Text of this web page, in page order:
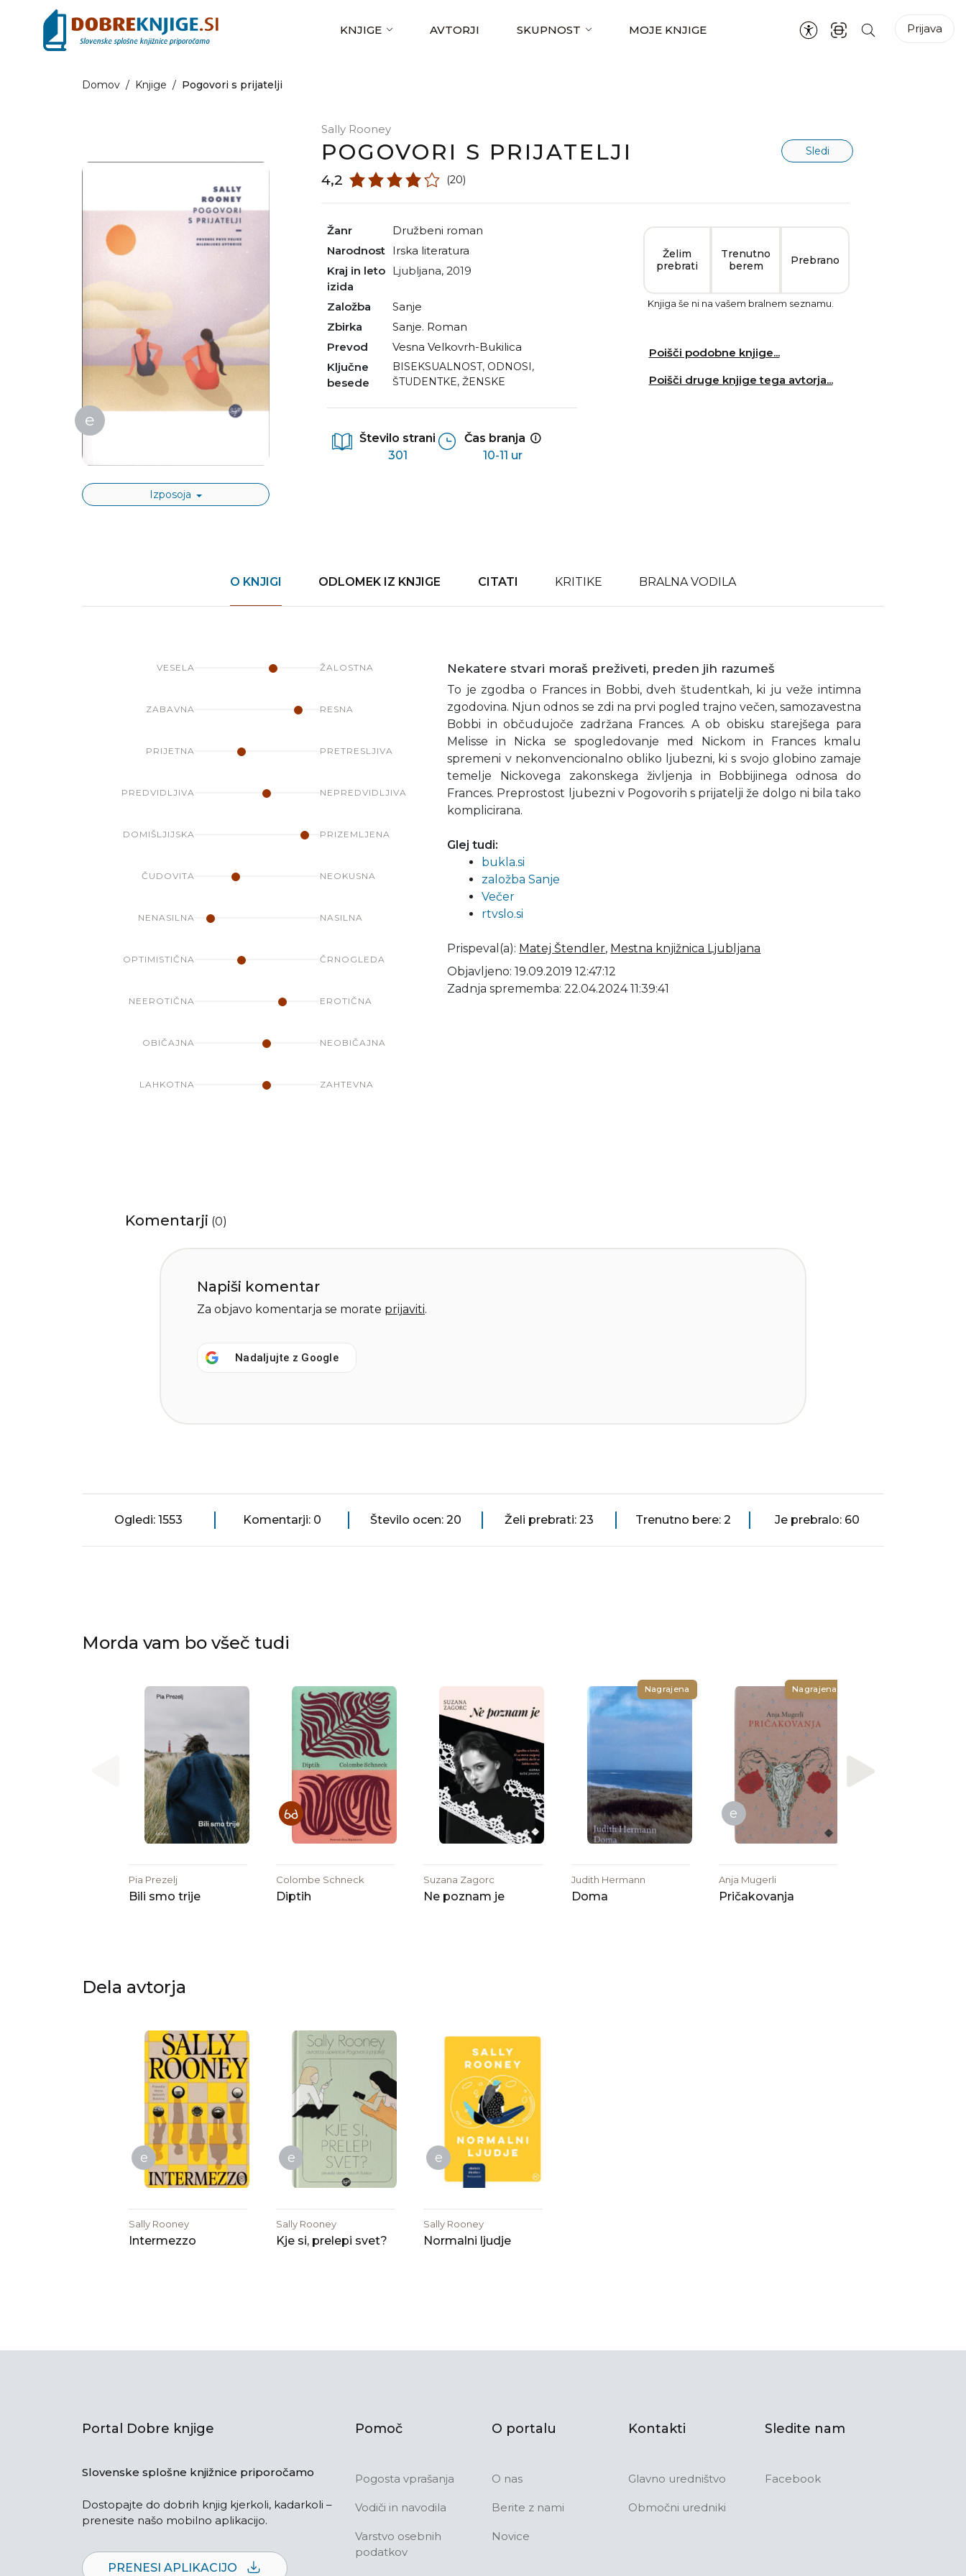
KNJIGE AVTORJI SKUPNOST MOJE KNJIGE Prijava
Domov / Knjige / Pogovori s prijatelji
e
Izposoja
Sally Rooney
POGOVORI S PRIJATELJI Sledi
4,2 (20)
Žanr
družbeni roman
Narodnost
irska literatura
Kraj in leto
izida
Ljubljana, 2019
Založba
Sanje
Zbirka
Sanje. Roman
Prevod
Vesna Velkovrh-Bukilica
Ključne
besede
BISEKSUALNOST, ODNOSI,
ŠTUDENTKE, ŽENSKE
Število strani
301
Čas branja
10-11 ur
Želim
prebrati
Trenutno
berem
Prebrano
Knjiga še ni na vašem bralnem seznamu.
Poišči podobne knjige...
Poišči druge knjige tega avtorja...
O KNJIGI ODLOMEK IZ KNJIGE CITATI KRITIKE BRALNA VODILA
VESELA ŽALOSTNA
ZABAVNA RESNA
PRIJETNA PRETRESLJIVA
PREDVIDLJIVA NEPREDVIDLJIVA
DOMIŠLJIJSKA PRIZEMLJENA
ČUDOVITA NEOKUSNA
NENASILNA NASILNA
OPTIMISTIČNA ČRNOGLEDA
NEEROTIČNA EROTIČNA
OBIČAJNA NEOBIČAJNA
LAHKOTNA ZAHTEVNA
Nekatere stvari moraš preživeti, preden jih razumeš
To je zgodba o Frances in Bobbi, dveh študentkah, ki ju veže intimna
zgodovina. Njun odnos se zdi na prvi pogled trajno večen, samozavestna
Bobbi in občudujoče zadržana Frances. A ob obisku starejšega para
Melisse in Nicka se spogledovanje med Nickom in Frances kmalu
spremeni v nekonvencionalno obliko ljubezni, ki s svojo globino zamaje
temelje Nickovega zakonskega življenja in Bobbijinega odnosa do
Frances. Preprostost ljubezni v Pogovorih s prijatelji že dolgo ni bila tako
komplicirana.
Glej tudi:
bukla.si
založba Sanje
Večer
rtvslo.si
Prispeval(a): Matej Štendler, Mestna knjižnica Ljubljana
Objavljeno: 19.09.2019 12:47:12
Zadnja sprememba: 22.04.2024 11:39:41
Komentarji (0)
Napiši komentar
Za objavo komentarja se morate prijaviti.
Nadaljujte z Google
Ogledi: 1553 Komentarji: 0 Število ocen: 20 Želi prebrati: 23 Trenutno bere: 2 Je prebralo: 60
Morda vam bo všeč tudi
Pia Prezelj
Bili smo trije
Colombe Schneck
Diptih
Suzana Zagorc
Ne poznam je
Nagrajena
Judith Hermann
Doma
Nagrajena
e
Anja Mugerli
Pričakovanja
pot
Dela avtorja
e
Sally Rooney
Intermezzo
e
Sally Rooney
Kje si, prelepi svet?
e
Sally Rooney
Normalni ljudje
Portal Dobre knjige
Slovenske splošne knjižnice priporočamo
Dostopajte do dobrih knjig kjerkoli, kadarkoli –
prenesite našo mobilno aplikacijo.
PRENESI APLIKACIJO
Pomoč
Pogosta vprašanja
Vodiči in navodila
Varstvo osebnih
podatkov
O portalu
O nas
Berite z nami
Novice
Kontakti
Glavno uredništvo
Območni uredniki
Sledite nam
Facebook